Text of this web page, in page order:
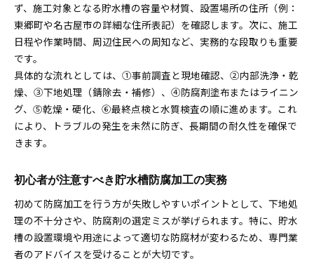
ず、施工対象となる貯水槽の容量や材質、設置場所の住所（例：
東郷町や名古屋市の詳細な住所表記）を確認します。次に、施工
日程や作業時間、周辺住民への周知など、実務的な段取りも重要
です。
具体的な流れとしては、①事前調査と現地確認、②内部洗浄・乾
燥、③下地処理（錆除去・補修）、④防腐剤塗布またはライニン
グ、⑤乾燥・硬化、⑥最終点検と水質検査の順に進めます。これ
により、トラブルの発生を未然に防ぎ、長期間の耐久性を確保で
きます。
初心者が注意すべき貯水槽防腐加工の実務
初めて防腐加工を行う方が失敗しやすいポイントとして、下地処
理の不十分さや、防腐剤の選定ミスが挙げられます。特に、貯水
槽の設置環境や用途によって適切な防腐材が変わるため、専門業
者のアドバイスを受けることが大切です。